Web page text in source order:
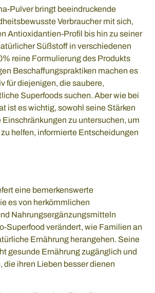
Pulver bringt beeindruckende
Verbraucher mit sich,
Antioxidantien-Profil bis hin zu seiner
Süßstoff in verschiedenen
reine Formulierung des Produkts
Beschaffungspraktiken machen es
für diejenigen, die saubere,
Superfoods suchen. Aber wie bei
ist es wichtig, sowohl seine Stärken
zu untersuchen, um
helfen, informierte Entscheidungen
eine bemerkenswerte
es von herkömmlichen
Nahrungsergänzungsmitteln
Superfood verändert, wie Familien an
Ernährung herangehen. Seine
gesunde Ernährung zugänglich und
die ihren Lieben besser dienen